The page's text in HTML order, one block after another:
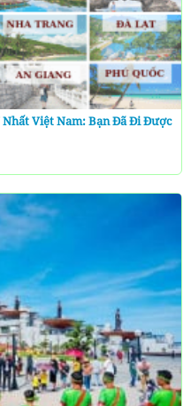
Nhất Việt Nam: Bạn Đã Đi Được